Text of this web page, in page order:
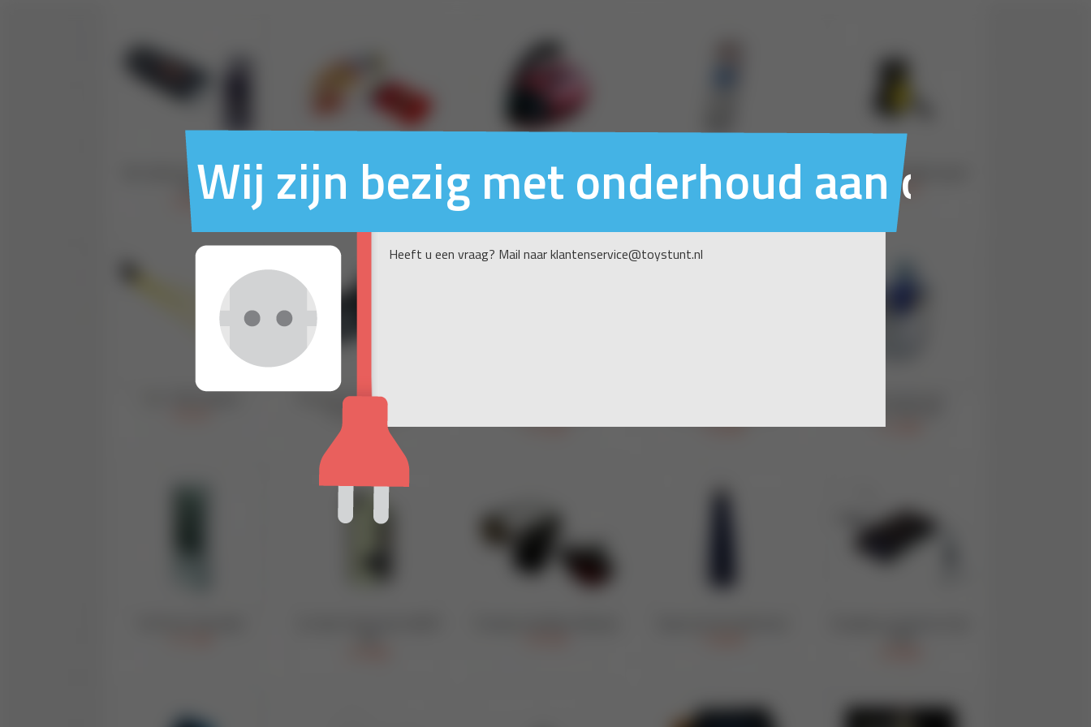
Wij zijn bezig met onderhoud aan ons
Heeft u een vraag? Mail naar klantenservice@toystunt.nl